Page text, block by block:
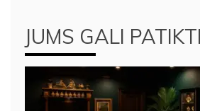
JUMS GALI